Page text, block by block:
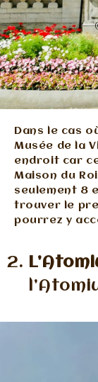
Dans le cas
Musée de la
endroit car
Maison du
seulement 8
trouver le
pourrez y